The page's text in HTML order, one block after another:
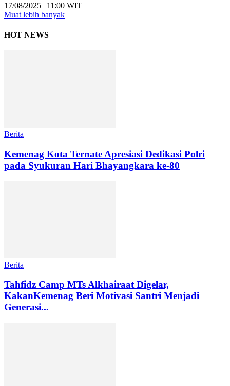
17/08/2025 | 11:00 WIT
Muat lebih banyak
HOT NEWS
Berita
Kemenag Kota Ternate Apresiasi Dedikasi Polri
pada Syukuran Hari Bhayangkara ke-80
Berita
Tahfidz Camp MTs Alkhairaat Digelar,
KakanKemenag Beri Motivasi Santri Menjadi
Generasi...